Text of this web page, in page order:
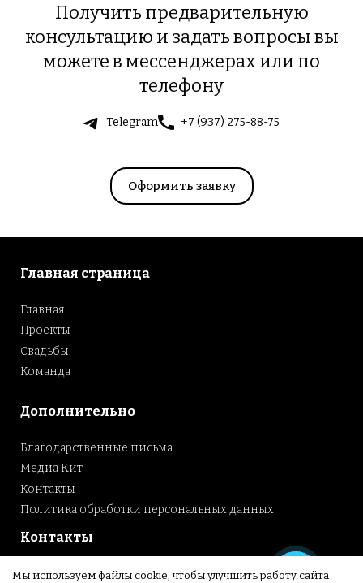
Получить предварительную
консультацию и задать вопросы вы
можете в мессенджерах или по
телефону
Telegram +7 (937) 275-88-75
Оформить заявку
Главная страница
Главная
Проекты
Свадьбы
Команда
Дополнительно
Благодарственные письма
Медиа Кит
Контакты
Политика обработки персональных данных
Контакты
г.Ульяновск, ул. Ленина д.78
Мы используем файлы cookie, чтобы улучшить работу сайта